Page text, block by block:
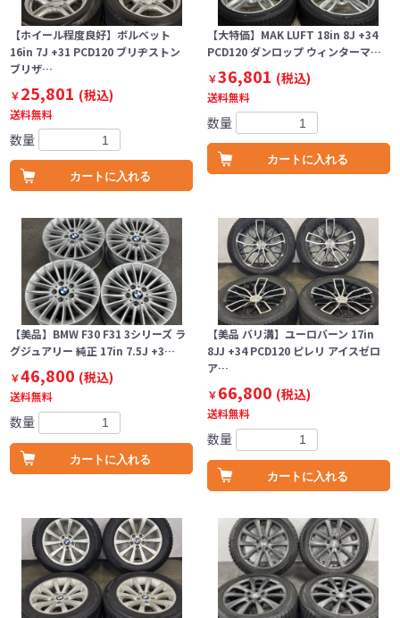
【ホイール程度良好】ボルベット
16in 7J +31 PCD120 ブリヂストン
ブリザ…
￥25,801 (税込)
送料無料
数量
カートに入れる
【大特価】MAK LUFT 18in 8J +34
PCD120 ダンロップ ウィンターマ…
￥36,801 (税込)
送料無料
数量
カートに入れる
【美品】BMW F30 F31 3シリーズ ラ
グジュアリー 純正 17in 7.5J +3…
￥46,800 (税込)
送料無料
数量
カートに入れる
【美品 バリ溝】ユーロバーン 17in
8JJ +34 PCD120 ピレリ アイスゼロ
ア…
￥66,800 (税込)
送料無料
数量
カートに入れる